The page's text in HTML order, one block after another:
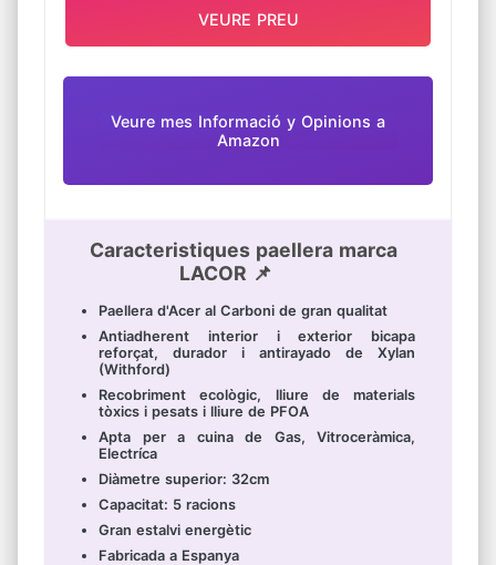
Veure mes Informació y Opinions a
Amazon
Caracteristiques paellera marca
LACOR 📌
Paellera d'Acer al Carboni de gran qualitat
Antiadherent interior i exterior bicapa
reforçat, durador i antirayado de Xylan
(Withford)
Recobriment ecològic, lliure de materials
tòxics i pesats i lliure de PFOA
Apta per a cuina de Gas, Vitroceràmica,
Electríca
Diàmetre superior: 32cm
Capacitat: 5 racions
Gran estalvi energètic
Fabricada a Espanya
VEURE PREU